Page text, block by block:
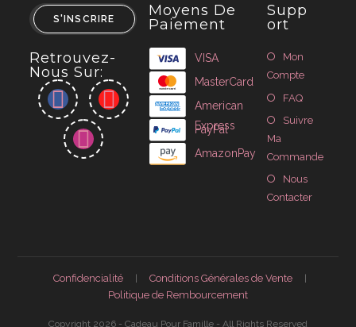
S'INSCRIRE
Retrouvez-
Nous Sur:
Moyens De
Paiement
VISA
MasterCard
American
Express
PayPal
AmazonPay
Supp
Ort
Mon
Compte
FAQ
Suivre
Ma
Commande
Nous
Contacter
Confidencialité
Conditions Générales de Vente
Politique de Rembourcement
Copyright 2026 - Cadeau Pour Famille - All Rights Reserved